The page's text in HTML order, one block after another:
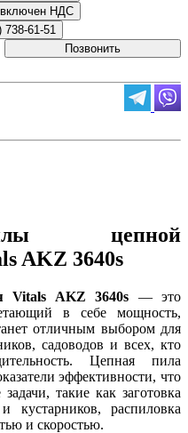
включен НДС
Звоните! (099) 738-61-51
Позвонить
цепной
AKZ 3640s
Vitals AKZ 3640s — это
в себе мощность,
отличным выбором для
садоводов и всех, кто
Цепная пила
эффективности, что
такие как заготовка
кустарников, распиловка
и скоростью.